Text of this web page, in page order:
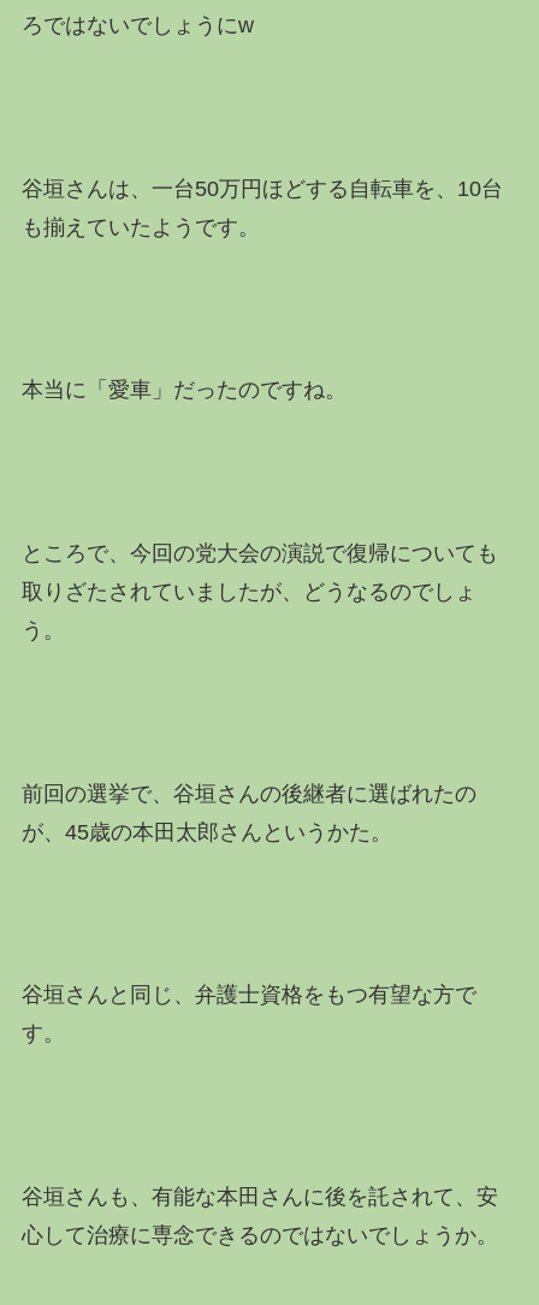
ろではないでしょうにw
谷垣さんは、一台50万円ほどする自転車を、10台
も揃えていたようです。
本当に「愛車」だったのですね。
ところで、今回の党大会の演説で復帰についても
取りざたされていましたが、どうなるのでしょ
う。
前回の選挙で、谷垣さんの後継者に選ばれたの
が、45歳の本田太郎さんというかた。
谷垣さんと同じ、弁護士資格をもつ有望な方で
す。
谷垣さんも、有能な本田さんに後を託されて、安
心して治療に専念できるのではないでしょうか。